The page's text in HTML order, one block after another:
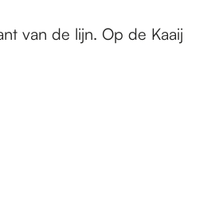
van de lijn. Op de Kaaij